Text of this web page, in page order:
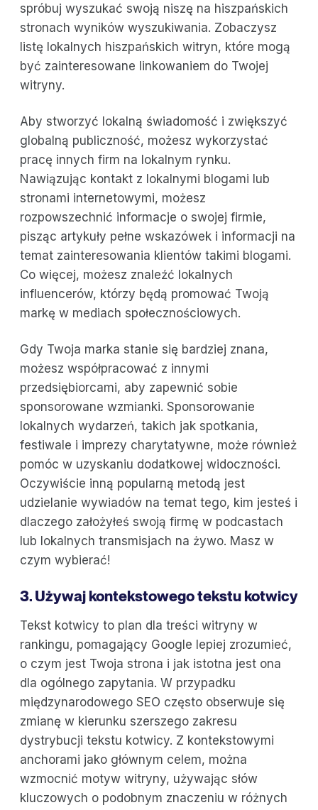
spróbuj wyszukać swoją niszę na hiszpańskich
stronach wyników wyszukiwania. Zobaczysz
listę lokalnych hiszpańskich witryn, które mogą
być zainteresowane linkowaniem do Twojej
witryny.
Aby stworzyć lokalną świadomość i zwiększyć
globalną publiczność, możesz wykorzystać
pracę innych firm na lokalnym rynku.
Nawiązując kontakt z lokalnymi blogami lub
stronami internetowymi, możesz
rozpowszechnić informacje o swojej firmie,
pisząc artykuły pełne wskazówek i informacji na
temat zainteresowania klientów takimi blogami.
Co więcej, możesz znaleźć lokalnych
influencerów, którzy będą promować Twoją
markę w mediach społecznościowych.
Gdy Twoja marka stanie się bardziej znana,
możesz współpracować z innymi
przedsiębiorcami, aby zapewnić sobie
sponsorowane wzmianki. Sponsorowanie
lokalnych wydarzeń, takich jak spotkania,
festiwale i imprezy charytatywne, może również
pomóc w uzyskaniu dodatkowej widoczności.
Oczywiście inną popularną metodą jest
udzielanie wywiadów na temat tego, kim jesteś i
dlaczego założyłeś swoją firmę w podcastach
lub lokalnych transmisjach na żywo. Masz w
czym wybierać!
3. Używaj kontekstowego tekstu kotwicy
Tekst kotwicy to plan dla treści witryny w
rankingu, pomagający Google lepiej zrozumieć,
o czym jest Twoja strona i jak istotna jest ona
dla ogólnego zapytania. W przypadku
międzynarodowego SEO często obserwuje się
zmianę w kierunku szerszego zakresu
dystrybucji tekstu kotwicy. Z kontekstowymi
anchorami jako głównym celem, można
wzmocnić motyw witryny, używając słów
kluczowych o podobnym znaczeniu w różnych